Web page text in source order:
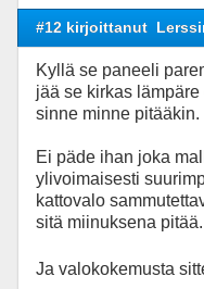
#12 kirjoittanut
Kyllä se paneeli
jää se kirkas
sinne minne pitääkin.
Ei päde ihan joka
ylivoimaisesti
kattovalo
sitä miinuksena pitää.
Ja valokokemusta